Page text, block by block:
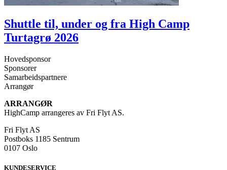
Shuttle til, under og fra High Camp
Turtagrø 2026
Hovedsponsor
Sponsorer
Samarbeidspartnere
Arrangør
ARRANGØR
HighCamp arrangeres av Fri Flyt AS.
Fri Flyt AS
Postboks 1185 Sentrum
0107 Oslo
KUNDESERVICE